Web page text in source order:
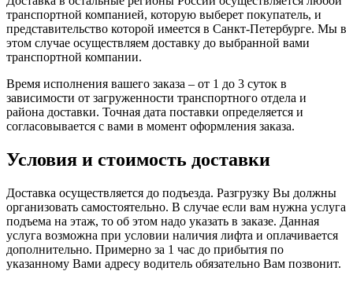
транспортной компанией, которую выберет покупатель, и
представительство которой имеется в Санкт-Петербурге. Мы в
этом случае осуществляем доставку до выбранной вами
транспортной компании.
Время исполнения вашего заказа – от 1 до 3 суток в
зависимости от загруженности транспортного отдела и
района доставки. Точная дата поставки определяется и
согласовывается с вами в момент оформления заказа.
Условия и стоимость доставки
Доставка осуществляется до подъезда. Разгрузку Вы должны
организовать самостоятельно. В случае если вам нужна услуга
подъема на этаж, то об этом надо указать в заказе. Данная
услуга возможна при условии наличия лифта и оплачивается
дополнительно. Примерно за 1 час до прибытия по
указанному Вами адресу водитель обязательно Вам позвонит.